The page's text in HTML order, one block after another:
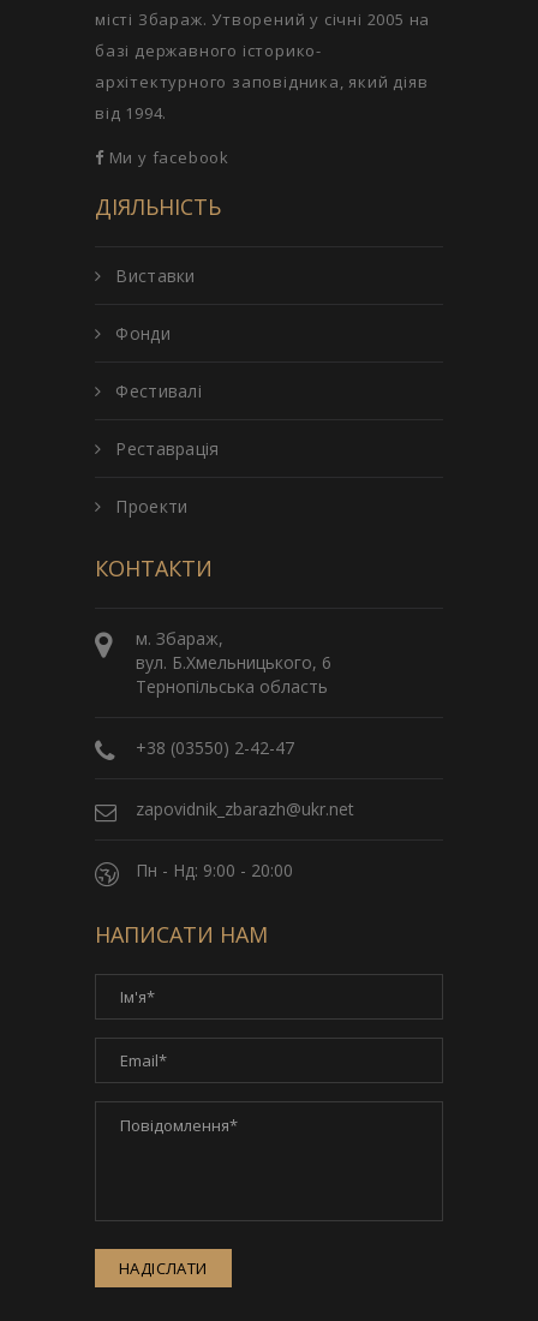
місті Збараж. Утворений у січні 2005 на
базі державного історико-
архітектурного заповідника, який діяв
від 1994.
Ми у facebook
ДІЯЛЬНІСТЬ
Виставки
Фонди
Фестивалі
Реставрація
Проекти
КОНТАКТИ
м. Збараж,
вул. Б.Хмельницького, 6
Тернопільська область
+38 (03550) 2-42-47
zapovidnik_zbarazh@ukr.net
Пн - Нд: 9:00 - 20:00
НАПИСАТИ НАМ
НАДІСЛАТИ